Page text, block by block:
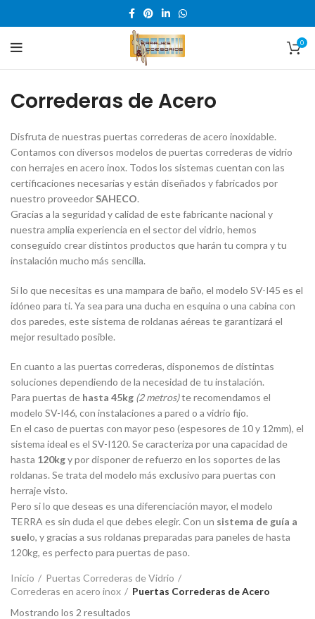
0
Correderas de Acero
Disfruta de nuestras puertas correderas de acero inoxidable.
Contamos con diversos modelos de puertas correderas de vidrio
con herrajes en acero inox. Todos los sistemas cuentan con las
certificaciones necesarias y están diseñados y fabricados por
nuestro proveedor SAHECO.
Gracias a la seguridad y calidad de este fabricante nacional y
nuestra amplia experiencia en el sector del vidrio, hemos
conseguido crear distintos productos que harán tu compra y tu
instalación mucho más sencilla.
Si lo que necesitas es una mampara de baño, el modelo SV-I45 es el
idóneo para ti. Ya sea para una ducha en esquina o una cabina con
dos paredes, este sistema de roldanas aéreas te garantizará el
mejor resultado posible.
En cuanto a las puertas correderas, disponemos de distintas
soluciones dependiendo de la necesidad de tu instalación.
Para puertas de hasta 45kg (2 metros)te recomendamos el
modelo SV-I46, con instalaciones a pared o a vidrio fijo.
En el caso de puertas con mayor peso (espesores de 10 y 12mm), el
sistema ideal es el SV-I120. Se caracteriza por una capacidad de
hasta 120kgy por disponer de refuerzo en los soportes de las
roldanas. Se trata del modelo más exclusivo para puertas con
herraje visto.
Pero si lo que deseas es una diferenciación mayor, el modelo
TERRA es sin duda el que debes elegir. Con un sistema de guía a
suelo, y gracias a sus roldanas preparadas para paneles de hasta
120kg, es perfecto para puertas de paso.
Inicio
Puertas Correderas de Vidrio
Correderas en acero inox
Puertas Correderas de Acero
Mostrando los 2 resultados